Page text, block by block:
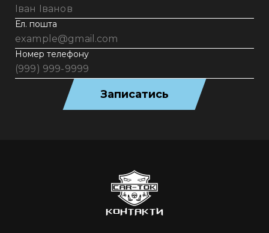
Ел. пошта
Номер телефону
Записатись
КОНТАКТИ